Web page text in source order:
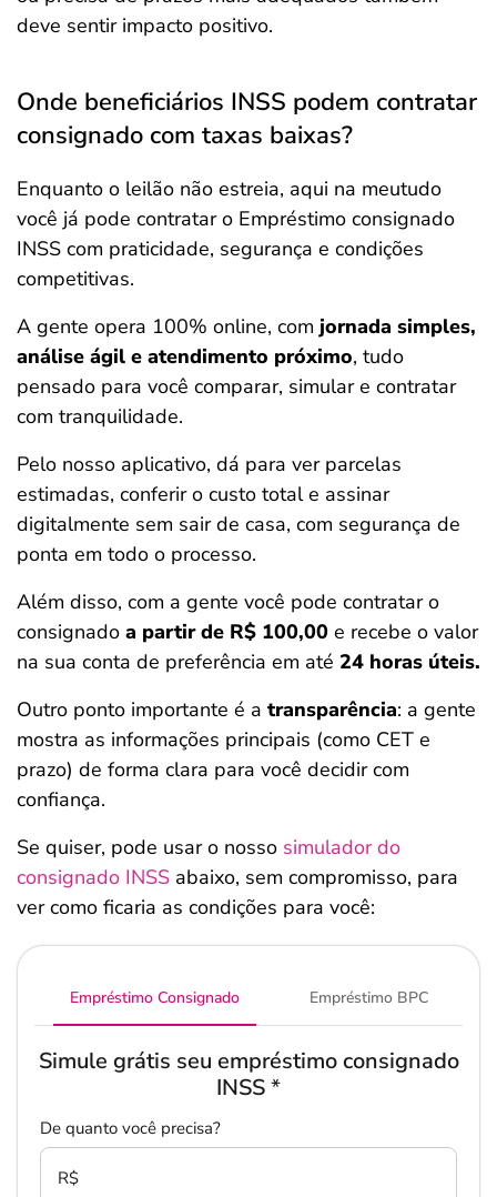
deve sentir impacto positivo.
Onde beneficiários INSS podem contratar
consignado com taxas baixas?
Enquanto o leilão não estreia, aqui na meutudo
você já pode contratar o Empréstimo consignado
INSS com praticidade, segurança e condições
competitivas.
A gente opera 100% online, com jornada simples,
análise ágil e atendimento próximo, tudo
pensado para você comparar, simular e contratar
com tranquilidade.
Pelo nosso aplicativo, dá para ver parcelas
estimadas, conferir o custo total e assinar
digitalmente sem sair de casa, com segurança de
ponta em todo o processo.
Além disso, com a gente você pode contratar o
consignado a partir de R$ 100,00 e recebe o valor
na sua conta de preferência em até 24 horas úteis.
Outro ponto importante é a transparência: a gente
mostra as informações principais (como CET e
prazo) de forma clara para você decidir com
confiança.
Se quiser, pode usar o nosso simulador do
consignado INSS abaixo, sem compromisso, para
ver como ficaria as condições para você:
Empréstimo Consignado Empréstimo BPC
Simule grátis seu empréstimo consignado
INSS*
De quanto você precisa?
R$